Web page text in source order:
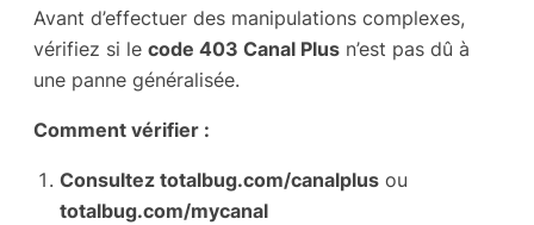
Avant d’effectuer des manipulations complexes,
vérifiez si le code 403 Canal Plus n’est pas dû à
une panne généralisée.
Comment vérifier :
Consultez totalbug.com/canalplus ou
totalbug.com/mycanal